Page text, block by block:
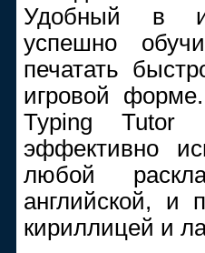
Удобный в
успешно
печатать
игровой
Typing Tutor
эффективно
любой
английской, и
кириллицей и